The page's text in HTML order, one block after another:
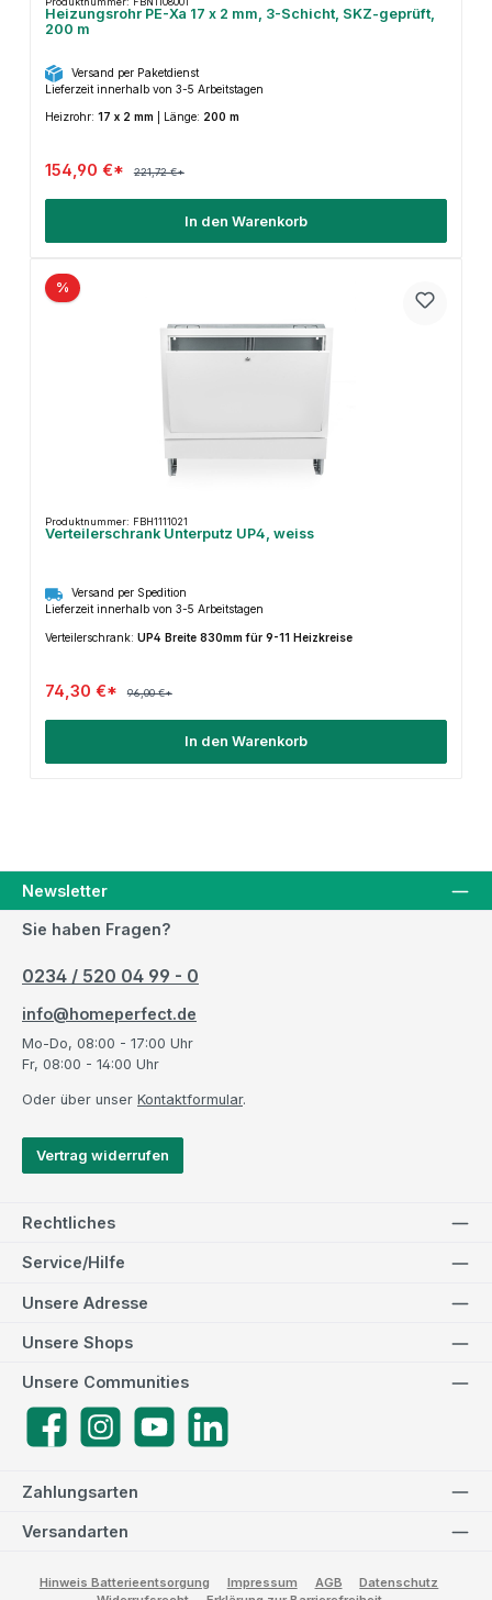
Heizungsrohr PE-Xa 17 x 2 mm, 3-Schicht, SKZ-geprüft,
200 m
Versand per Paketdienst
Lieferzeit innerhalb von 3-5 Arbeitstagen
Heizrohr: 17 x 2 mm Länge: 200 m
154,90 €* 221,72 €*
In den Warenkorb
%
Produktnummer: FBH1111021
Verteilerschrank Unterputz UP4, weiss
Versand per Spedition
Lieferzeit innerhalb von 3-5 Arbeitstagen
Verteilerschrank: UP4 Breite 830mm für 9-11 Heizkreise
74,30 €* 96,00 €*
In den Warenkorb
Newsletter
Sie haben Fragen?
0234 / 520 04 99 - 0
info@homeperfect.de
Mo-Do, 08:00 - 17:00 Uhr
Fr, 08:00 - 14:00 Uhr
Oder über unser Kontaktformular.
Vertrag widerrufen
Rechtliches
Service/Hilfe
Zahlungsarten
Versandarten
Unsere Adresse
Unsere Communities
FacebookInstagramYouTube LinkedIn
Unsere Shops
Hinweis Batterieentsorgung Impressum AGB
Datenschutz